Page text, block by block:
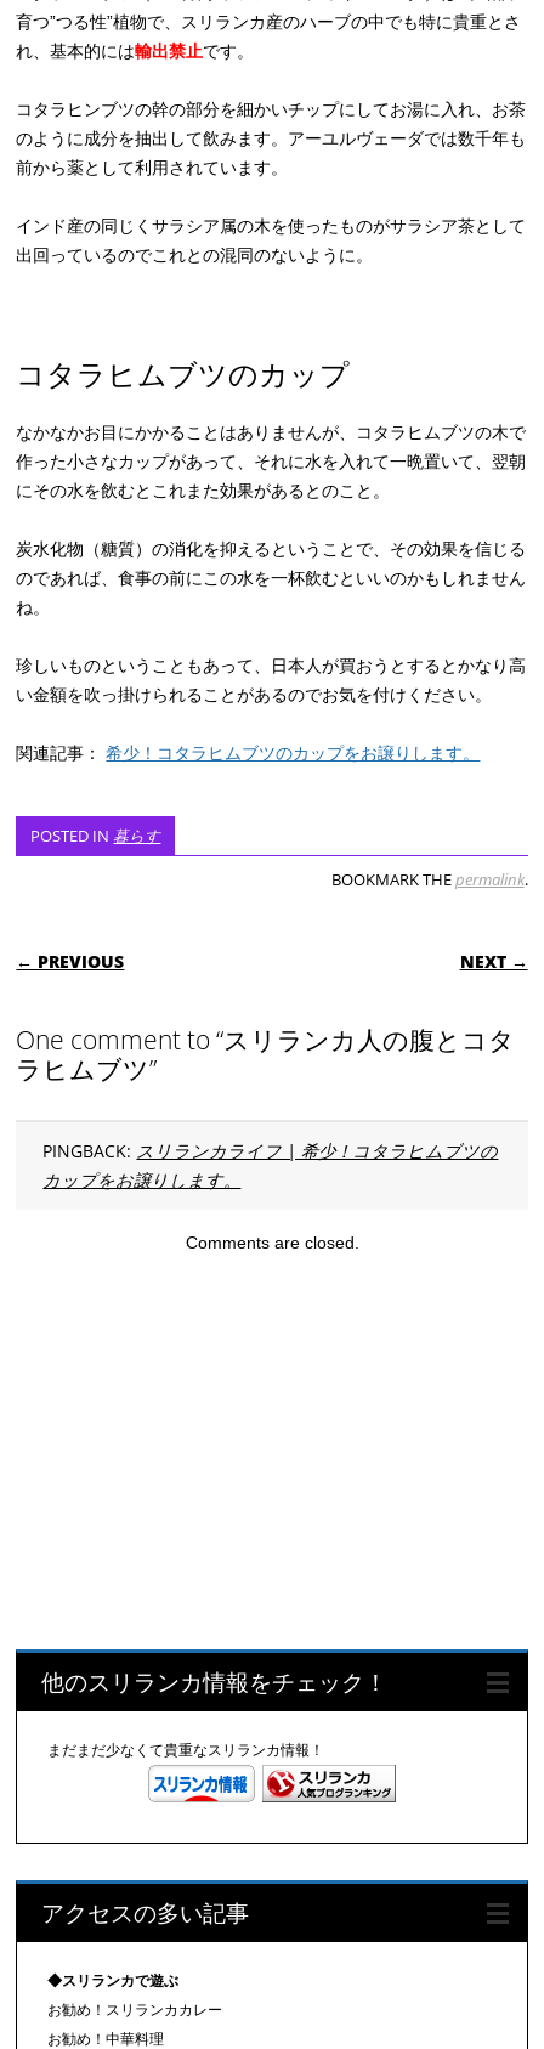
育つ”つる性”植物で、スリランカ産のハーブの中でも特に貴重とさ
れ、基本的には輸出禁止です。
コタラヒンブツの幹の部分を細かいチップにしてお湯に入れ、お茶
のように成分を抽出して飲みます。アーユルヴェーダでは数千年も
前から薬として利用されています。
インド産の同じくサラシア属の木を使ったものがサラシア茶として
出回っているのでこれとの混同のないように。
コタラヒムブツのカップ
なかなかお目にかかることはありませんが、コタラヒムブツの木で
作った小さなカップがあって、それに水を入れて一晩置いて、翌朝
にその水を飲むとこれまた効果があるとのこと。
炭水化物（糖質）の消化を抑えるということで、その効果を信じる
のであれば、食事の前にこの水を一杯飲むといいのかもしれません
ね。
珍しいものということもあって、日本人が買おうとするとかなり高
い金額を吹っ掛けられることがあるのでお気を付けください。
関連記事：希少！コタラヒムブツのカップをお譲りします。
POSTED IN暮らす
BOOKMARK THEpermalink.
POST NAVIGATION
← PREVIOUS NEXT →
One comment to “スリランカ人の腹とコタ
ラヒムブツ”
PINGBACK: スリランカライフ | 希少！コタラヒムブツの
カップをお譲りします。
Comments are closed.
他のスリランカ情報をチェック！
まだまだ少なくて貴重なスリランカ情報！
アクセスの多い記事
◆スリランカで遊ぶ
お勧め！スリランカカレー
お勧め！中華料理